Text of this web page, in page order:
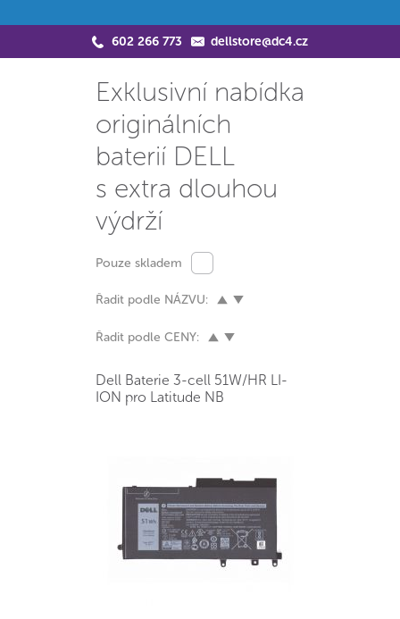
602 266 773 dellstore@dc4.cz
Exklusivní nabídka
originálních
baterií DELL
s extra dlouhou
výdrží
Pouze skladem
Řadit podle NÁZVU:
Řadit podle CENY:
Dell Baterie 3-cell 51W/HR LI-
ION pro Latitude NB